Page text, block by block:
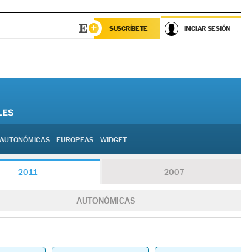
SUSCRÍBETE INICIAR SESIÓN
AUTONÓMICAS EUROPEAS WIDGET
2011 2007
AUTONÓMICAS